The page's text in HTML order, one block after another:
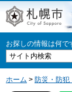
札幌市
お探しの情報は何で
ホーム > 防災・防犯